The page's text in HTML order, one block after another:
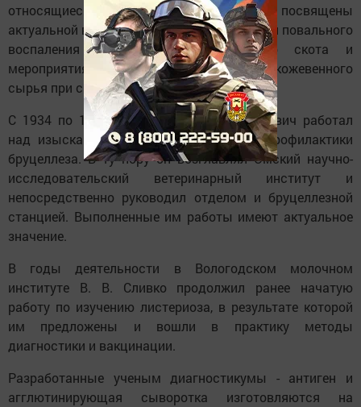
относящиеся к тридцатым годам, посвящены
актуальной в ту пору проблеме диагностики повального
воспаления легких крупного рогатого скота и
мероприятиям по обеззараживанию кожевенного
сырья при сибирской язве.
С 1934 по 1941 год Викторин Владимирович работал
над изысканием и изучением методов профилактики
бруцеллеза. В ту пору он возглавлял Омский научно-
исследовательский ветеринарный институт и
непосредственно руководил отделом и бруцеллезной
станцией. Выполненные им работы имеют актуальное
значение.
В годы деятельности в Вологодском молочном
институте В. В. Сливко продолжил ранее начатую
работу по изучению листериоза, в результате которой
им предложены и вошли в практику методы
диагностики и вакцинации.
Разработанные ученым диагностикумы - антиген и
агглютинирующая сыворотка изготовляются на